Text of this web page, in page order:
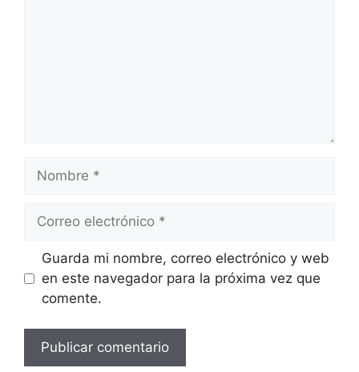
electrónico
Guarda mi nombre, correo electrónico y web
en este navegador para la próxima vez que
comente.